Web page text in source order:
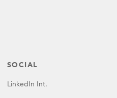
SOCIAL
LinkedIn Int.